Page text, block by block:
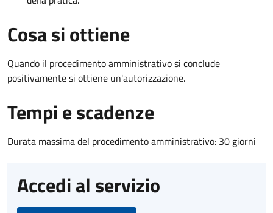
Cosa si ottiene
Quando il procedimento amministrativo si conclude
positivamente si ottiene un'autorizzazione.
Tempi e scadenze
Durata massima del procedimento amministrativo: 30 giorni
Accedi al servizio